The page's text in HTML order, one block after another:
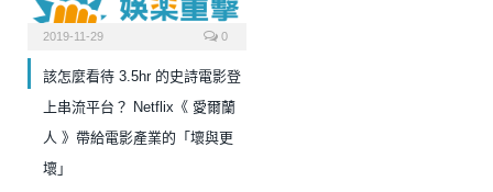
2019-11-29 0
該怎麼看待 3.5hr 的史詩電影登
上串流平台？ Netflix《 愛爾蘭
人 》帶給電影產業的「壞與更
壞」